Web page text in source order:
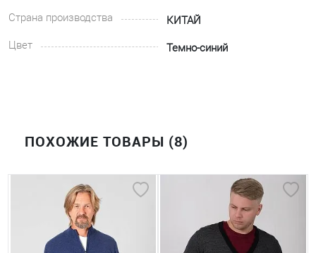
Страна производства
КИТАЙ
Цвет
Темно-синий
ПОХОЖИЕ ТОВАРЫ (8)